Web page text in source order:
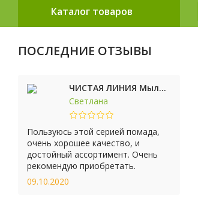
Каталог товаров
ПОСЛЕДНИЕ ОТЗЫВЫ
ЧИСТАЯ ЛИНИЯ Мыло косметическое Персик 90г
Светлана
Пользуюсь этой серией помада,
очень хорошее качество, и
достойный ассортимент. Очень
рекомендую приобретать.
09.10.2020